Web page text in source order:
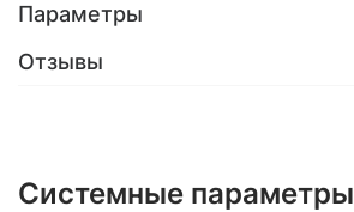
Параметры
Отзывы
Системные параметры